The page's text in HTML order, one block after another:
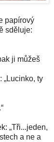
papírový
sděluje:
ji můžeš
„Lucinko, ty
„Tři...jeden,
a ne a